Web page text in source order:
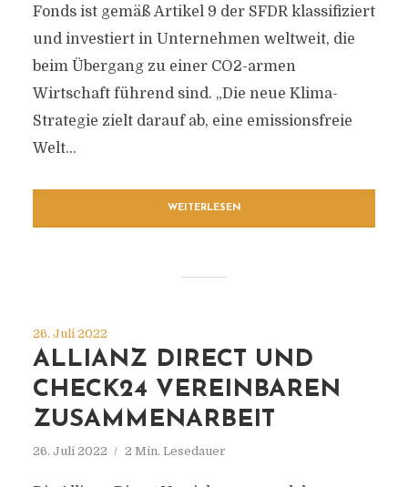
Fonds ist gemäß Artikel 9 der SFDR klassifiziert
und investiert in Unternehmen weltweit, die
beim Übergang zu einer CO2-armen
Wirtschaft führend sind. „Die neue Klima-
Strategie zielt darauf ab, eine emissionsfreie
Welt...
WEITERLESEN
26. Juli 2022
ALLIANZ DIRECT UND
CHECK24 VEREINBAREN
ZUSAMMENARBEIT
26. Juli 2022 2 Min. Lesedauer